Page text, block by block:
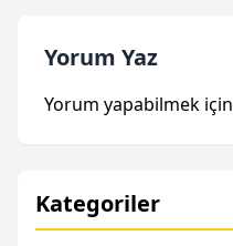
Kategoriler
Yorum Yaz
Yorum yapabilmek için